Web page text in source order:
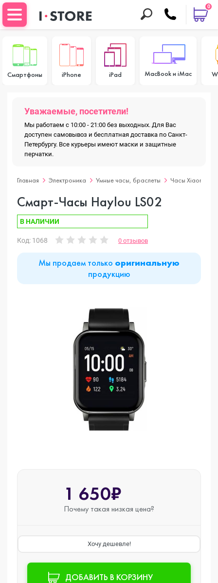
0
Смартфоны iPhone iPad MacBook и iMac
Уважаемые, посетители!
Мы работаем с 10:00 - 21:00 без выходных. Для Вас
доступен самовывоз и бесплатная доставка по Санкт-
Петербургу. Все курьеры имеют маски и защитные
перчатки.
Главная Электроника Умные часы, браслеты Часы Xiaomi
Смарт-Часы Haylou LS02
В НАЛИЧИИ
Код: 1068 0 отзывов
Мы продаем только оригинальную
продукцию
1 650₽
Почему такая низкая цена?
Хочу дешевле!
ДОБАВИТЬ В КОРЗИНУ